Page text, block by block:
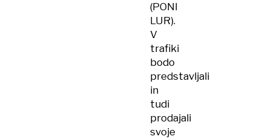
(PONI
LUR).
V
trafiki
bodo
predstavljali
in
tudi
prodajali
svoje